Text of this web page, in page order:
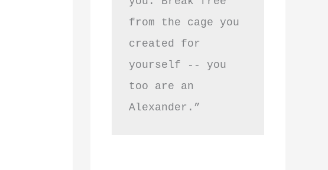
from the cage you
created for
yourself -- you
too are an
Alexander.”